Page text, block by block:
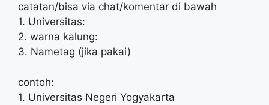
catatan/bisa via chat/komentar di bawah
1. Universitas:
2. warna kalung:
3. Nametag (jika pakai)
contoh:
1. Universitas Negeri Yogyakarta